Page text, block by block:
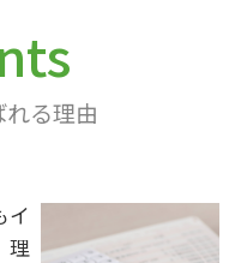
れる理由
イ
理